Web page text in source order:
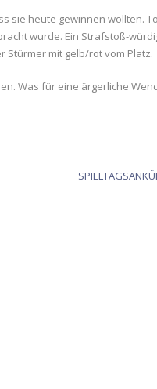
sie heute gewinnen wollten.
wurde. Ein Strafstoß-
mit gelb/rot vom Platz.
Was für eine ärgerliche